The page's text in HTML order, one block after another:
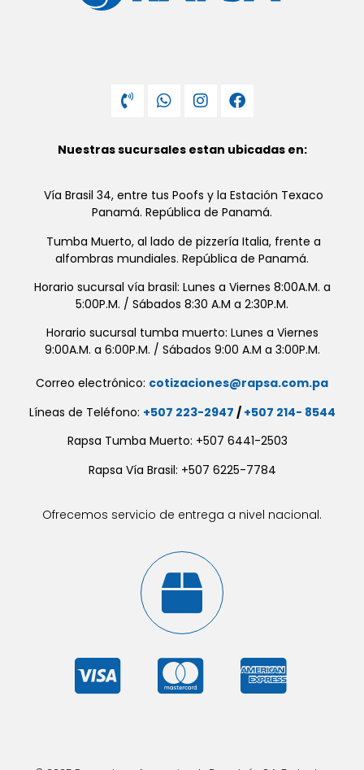
Nuestras sucursales estan ubicadas en:
Vía Brasil 34, entre tus Poofs y la Estación Texaco
Panamá. República de Panamá.
Tumba Muerto, al lado de pizzería Italia, frente a
alfombras mundiales. República de Panamá.
Horario sucursal vía brasil: Lunes a Viernes 8:00A.M. a
5:00P.M. / Sábados 8:30 A.M a 2:30P.M.
Horario sucursal tumba muerto: Lunes a Viernes
9:00A.M. a 6:00P.M. / Sábados 9:00 A.M a 3:00P.M.
Correo electrónico: cotizaciones@rapsa.com.pa
Líneas de Teléfono: +507 223-2947 / +507 214- 8544
Rapsa Tumba Muerto: +507 6441-2503
Rapsa Vía Brasil: +507 6225-7784
Ofrecemos servicio de entrega a nivel nacional.